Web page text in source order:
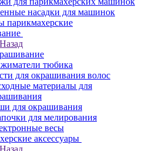
насадки для машинок
Назад
тюбика
для окрашивания волос
материалы для
для окрашивания
для мелирования
весы
аксессуары
Назад